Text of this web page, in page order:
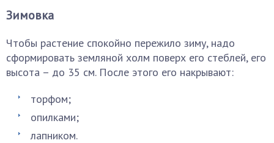
Зимовка
Чтобы растение спокойно пережило зиму, надо
сформировать земляной холм поверх его стеблей, его
высота – до 35 см. После этого его накрывают:
торфом;
опилками;
лапником.